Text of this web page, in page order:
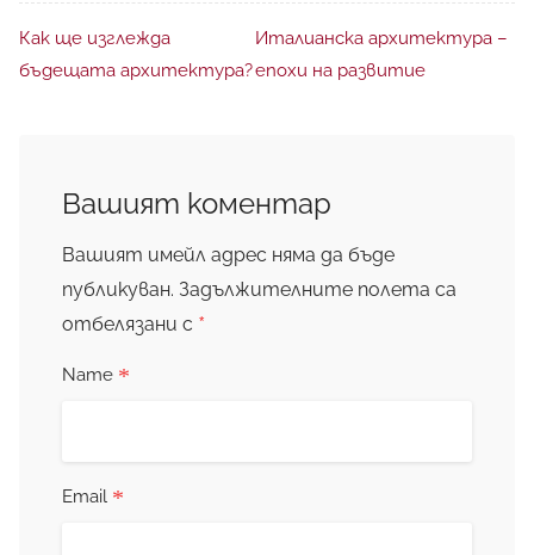
Как ще изглежда
бъдещата архитектура?
Италианска архитектура –
епохи на развитие
Вашият коментар
Вашият имейл адрес няма да бъде
публикуван. Задължителните полета са
отбелязани с *
Name *
Email *